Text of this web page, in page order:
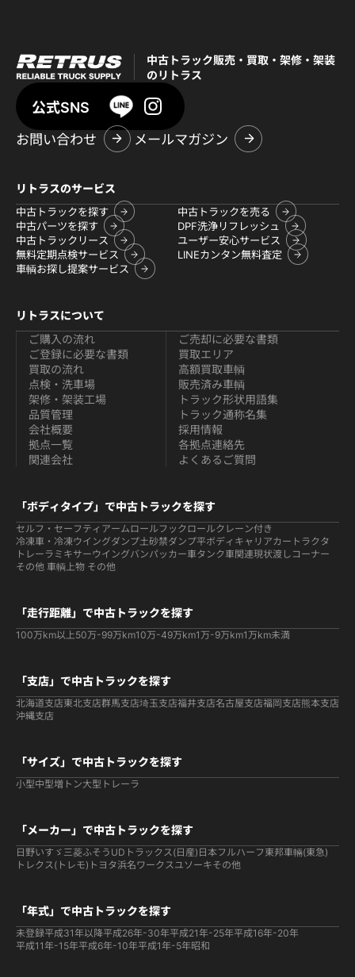
中古トラック販売・買取・架修・架装
のリトラス
公式SNS
お問い合わせ
メールマガジン
リトラスのサービス
中古トラックを探す
中古トラックを売る
中古パーツを探す
DPF洗浄リフレッシュ
中古トラックリース
ユーザー安心サービス
無料定期点検サービス
LINEカンタン無料査定
車輌お探し提案サービス
リトラスについて
ご購入の流れ
ご登録に必要な書類
買取の流れ
ご売却に必要な書類
買取エリア
高額買取車輌
点検・洗車場
架修・架装工場
品質管理
販売済み車輌
トラック形状用語集
トラック通称名集
会社概要
拠点一覧
関連会社
採用情報
各拠点連絡先
よくあるご質問
「ボディタイプ」で中古トラックを探す
セルフ・セーフティ アームロールフックロールクレーン付き
冷凍車・冷凍ウイングダンプ土砂禁ダンプ平ボディ キャリアカー トラクタ
トレーラ ミキサーウイングバンパッカー車タンク車関連現状渡しコーナー
その他 車輌 上物 その他
「走行距離」で中古トラックを探す
100万km以上50万-99万km10万-49万km1万-9万km1万km未満
「支店」で中古トラックを探す
北海道支店東北支店群馬支店埼玉支店福井支店名古屋支店福岡支店熊本支店
沖縄支店
「サイズ」で中古トラックを探す
小型中型増トン大型 トレーラ
「メーカー」で中古トラックを探す
日野いすゞ 三菱ふそう UDトラックス(日産) 日本フルハーフ 東邦車輛(東急)
トレクス(トレモ) トヨタ浜名ワークス ユソーキその他
「年式」で中古トラックを探す
未登録平成31年以降平成26年-30年平成21年-25年平成16年-20年
平成11年-15年平成6年-10年平成1年-5年昭和